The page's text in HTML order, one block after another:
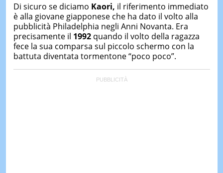
Di sicuro se diciamo Kaori, il riferimento immediato
è alla giovane giapponese che ha dato il volto alla
pubblicità Philadelphia negli Anni Novanta. Era
precisamente il 1992quando il volto della ragazza
fece la sua comparsa sul piccolo schermo con la
battuta diventata tormentone “poco poco”.